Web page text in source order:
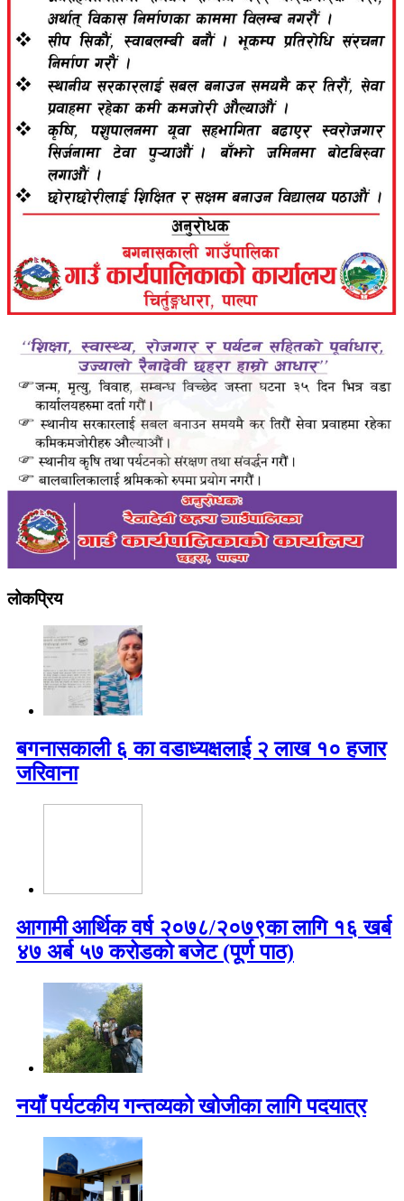
लोकप्रिय
बगनासकाली ६ का वडाध्यक्षलाई २ लाख १० हजार
जरिवाना
आगामी आर्थिक वर्ष २०७८/२०७९का लागि १६ खर्ब
४७ अर्ब ५७ करोडको बजेट (पूर्ण पाठ)
नयाँ पर्यटकीय गन्तव्यको खोजीका लागि पदयात्र